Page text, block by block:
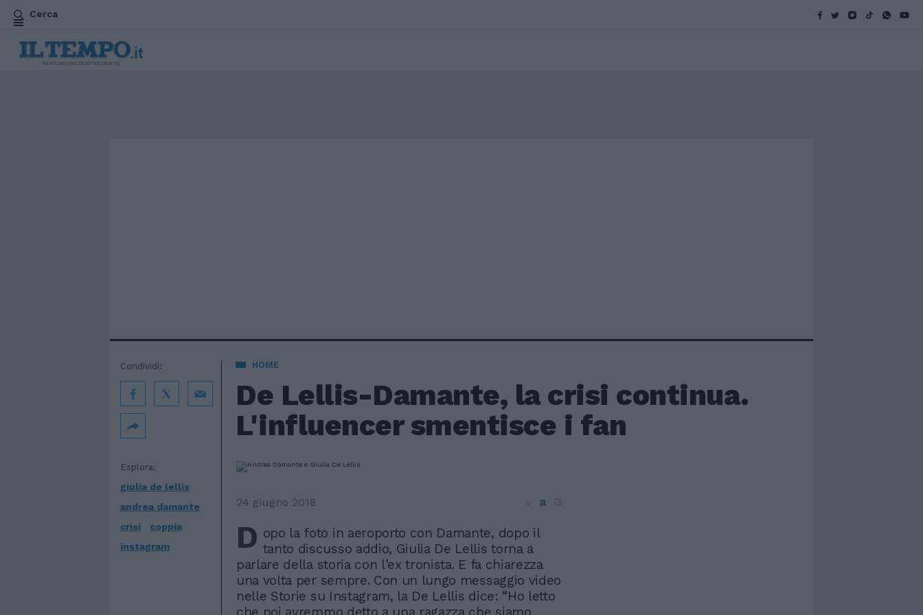
Cerca
HOME
De Lellis-Damante, la crisi continua.
L'influencer smentisce i fan
Esplora:
giulia de lellis
andrea damante
crisi
coppia
instagram
Condividi:
24 giugno 2018 a
D opo la foto in aeroporto con Damante, dopo il
tanto discusso addio, Giulia De Lellis torna a
parlare della storia con l'ex tronista. E fa chiarezza
una volta per sempre. Con un lungo messaggio video
nelle Storie su Instagram, la De Lellis dice: “Ho letto